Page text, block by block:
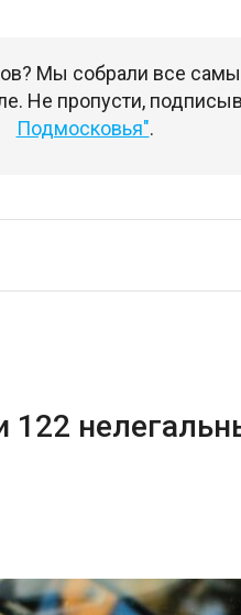
Мы собрали все
Не пропусти,
Подмосковья".